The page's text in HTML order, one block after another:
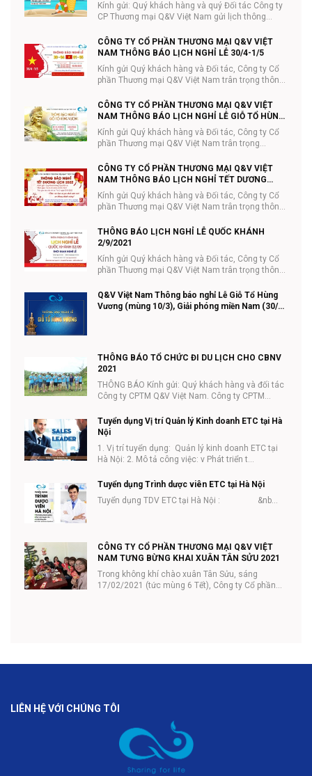
Kính gửi: Quý khách hàng và quý Đối tác Công ty
CP Thương mại Q&V Việt Nam gửi lịch thông
CÔNG TY CỔ PHẦN THƯƠNG MẠI Q&V VIỆT
NAM THÔNG BÁO LỊCH NGHỈ LỄ 30/4-1/5
Kính gửi Quý khách hàng và Đối tác, Công ty Cổ
phần Thương mại Q&V Việt Nam trân trọng thông
CÔNG TY CỔ PHẦN THƯƠNG MẠI Q&V VIỆT
NAM THÔNG BÁO LỊCH NGHỈ LỄ GIỖ TỔ HÙNG
VƯƠNG 10/3
Kính gửi Quý khách hàng và Đối tác, Công ty Cổ
phần Thương mại Q&V Việt Nam trân trọng
CÔNG TY CỔ PHẦN THƯƠNG MẠI Q&V VIỆT
NAM THÔNG BÁO LỊCH NGHỈ TẾT DƯƠNG
LỊCH
Kính gửi Quý khách hàng và Đối tác, Công ty Cổ
phần Thương mại Q&V Việt Nam trân trọng thông
THÔNG BÁO LỊCH NGHỈ LỄ QUỐC KHÁNH
2/9/2021
Kính gửi Quý khách hàng và Đối tác, Công ty Cổ
phần Thương mại Q&V Việt Nam trân trọng thông
Q&V Việt Nam Thông báo nghỉ Lễ Giỗ Tổ Hùng
Vương (mùng 10/3), Giải phóng miền Nam (30/4)
THÔNG BÁO TỔ CHỨC ĐI DU LỊCH CHO CBNV
2021
THÔNG BÁO Kính gửi: Quý khách hàng và đối tác
Công ty CPTM Q&V Việt Nam. Công ty CPTM
Tuyển dụng Vị trí Quản lý Kinh doanh ETC tại Hà
Nội
1. Vị trí tuyển dụng: Quản lý kinh doanh ETC tại
Hà Nội: 2. Mô tả công việc: v Phát triển t...
Tuyển dụng Trình dược viên ETC tại Hà Nội
Tuyển dụng TDV ETC tại Hà Nội : &nb...
CÔNG TY CỔ PHẦN THƯƠNG MẠI Q&V VIỆT
NAM TƯNG BỪNG KHAI XUÂN TÂN SỬU 2021
Trong không khí chào xuân Tân Sửu, sáng
17/02/2021 (tức mùng 6 Tết), Công ty Cổ phần
LIÊN HỆ VỚI CHÚNG TÔI